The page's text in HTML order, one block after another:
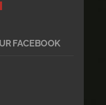
FACEBOOK